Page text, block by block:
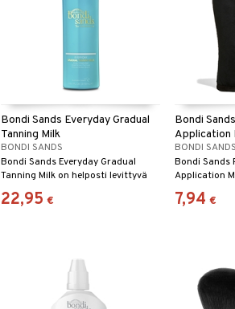
Bondi Sands Everyday Gradual
Tanning Milk
BONDI SANDS
Bondi Sands Everyday Gradual
Tanning Milk on helposti levittyvä
ihovoide, joka antaa
kullanhohtoisen päivetyksen ympäri
22,95 €
Bondi
Application
BONDI SANDS
Bondi Sands
Application
levittämistä.
7,94 €